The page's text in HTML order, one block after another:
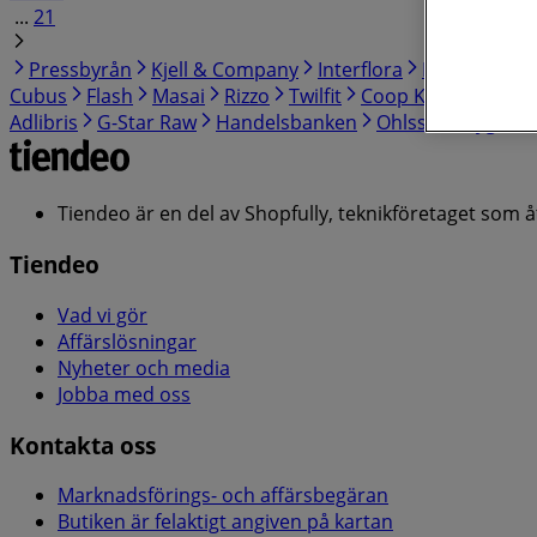
... 21
Pressbyrån
Kjell & Company Interflora Hemtex
Cubus
Flash Masai Rizzo Twilfit Coop Konsum
Adlibris
G-Star Raw Handelsbanken Ohlssons Tyger
Tiendeo är en del av Shopfully, teknikföretaget
Tiendeo
Vad vi gör
Affärslösningar
Nyheter och media
Jobba med oss
Kontakta oss
Marknadsförings- och affärsbegäran
Butiken är felaktigt angiven på kartan